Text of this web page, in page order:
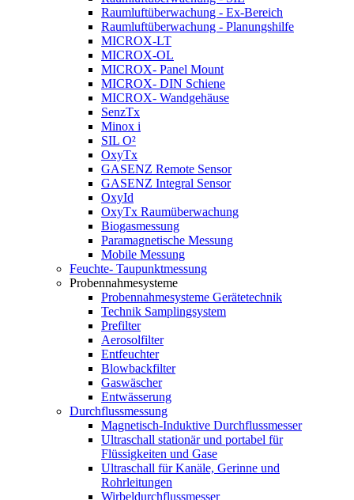
Raumluftüberwachung - Ex-Bereich
Raumluftüberwachung - Planungshilfe
MICROX-LT
MICROX-OL
MICROX- Panel Mount
MICROX- DIN Schiene
MICROX- Wandgehäuse
SenzTx
Minox i
SIL O²
OxyTx
GASENZ Remote Sensor
GASENZ Integral Sensor
OxyId
OxyTx Raumüberwachung
Biogasmessung
Paramagnetische Messung
Mobile Messung
Feuchte- Taupunktmessung
Probennahmesysteme
Probennahmesysteme Gerätetechnik
Technik Samplingsystem
Prefilter
Aerosolfilter
Entfeuchter
Blowbackfilter
Gaswäscher
Entwässerung
Durchflussmessung
Magnetisch-Induktive Durchflussmesser
Ultraschall stationär und portabel für
Flüssigkeiten und Gase
Ultraschall für Kanäle, Gerinne und
Rohrleitungen
Wirbeldurchflussmesser